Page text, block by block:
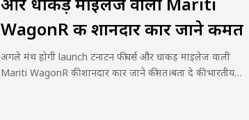
WagonR की शानदार कार जाने कीमत
अगले मंथ होगी launch टनाटन फीचर्स और धाकड़ माइलेज वाली
Mariti WagonR की शानदार कार जाने कीमत।बता दे की भारतीय…